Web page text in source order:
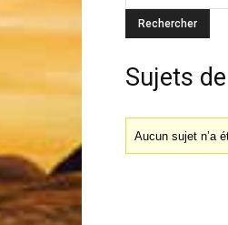
Sujets
Aucun sujet n’a